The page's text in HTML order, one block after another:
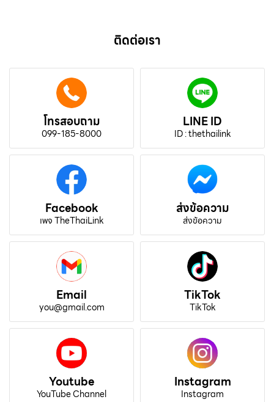
ติดต่อเรา
โทรสอบถาม
099-185-8000
LINE ID
ID : thethailink
Facebook
เพจ TheThaiLink
ส่งข้อความ
ส่งข้อความ
Email
you@gmail.com
TikTok
TikTok
Youtube
YouTube Channel
Instagram
Instagram